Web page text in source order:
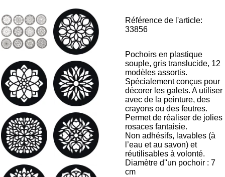
Référence de l'article:
33856
Pochoirs en plastique
souple, gris translucide, 12
modèles assortis.
Spécialement conçus pour
décorer les galets. A utiliser
avec de la peinture, des
crayons ou des feutres.
Permet de réaliser de jolies
rosaces fantaisie.
Non adhésifs, lavables (à
l’eau et au savon) et
réutilisables à volonté.
Diamètre d''un pochoir : 7
cm